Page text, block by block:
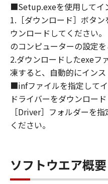
OPERATION OF THE
UNINTERRUPTED OR
[NO LIABILITY FOR
SHALL EITHER
SUBSIDIARIES OR
DISTRIBUTORS
LICENSORS BE
WHATSOEVER
LIMITATION, LOSS
LOSS OF BUSINESS
BUSINESS
THE SOFTWARE,
TO USE THE
■Setup.exeを使用してイ
1.［ダウンロード］ボタ
ウンロードしてください
のコンピューターの設定を
2.ダウンロードしたexeフ
凍すると、自動的にインス
■infファイルを指定して
ドライバーをダウンロー
［Driver］フォルダーを
ください。
ソフトウエア概要